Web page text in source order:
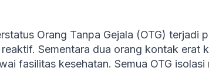
Orang Tanpa Gejala (OTG) terjadi
Sementara dua orang kontak erat
fasilitas kesehatan. Semua OTG isolasi